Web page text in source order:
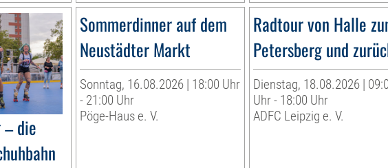
– die
Sommerdinner auf dem
Neustädter Markt
Sonntag, 16.08.2026 | 18:00 Uhr
- 21:00 Uhr
Pöge-Haus e. V.
Radtour von Halle
Petersberg und
Dienstag, 18.08.2026 |
Uhr - 18:00 Uhr
ADFC Leipzig e. V.